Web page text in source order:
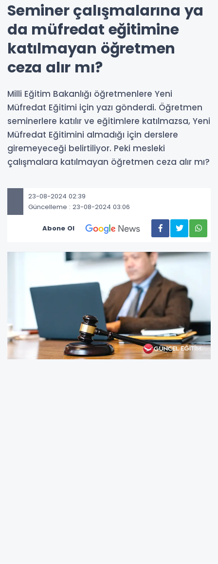
Seminer çalışmalarına ya
da müfredat eğitimine
katılmayan öğretmen
ceza alır mı?
Milli Eğitim Bakanlığı öğretmenlere Yeni
Müfredat Eğitimi için yazı gönderdi. Öğretmen
seminerlere katılır ve eğitimlere katılmazsa, Yeni
Müfredat Eğitimini almadığı için derslere
giremeyeceği belirtiliyor. Peki mesleki
çalışmalara katılmayan öğretmen ceza alır mı?
23-08-2024 02:39
Güncelleme : 23-08-2024 03:06
Abone Ol